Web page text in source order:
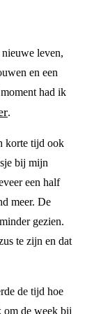
leven,
en een
had ik
.
korte tijd ook
bij mijn
een half
meer. De
gezien.
te zijn en dat
de tijd hoe
om de week bij